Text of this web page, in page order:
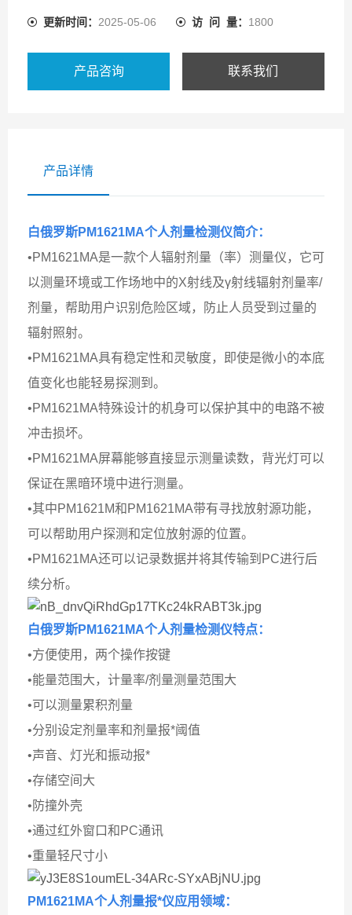
更新时间： 2025-05-06 访 问 量： 1800
产品咨询 联系我们
产品详情
白俄罗斯PM1621MA个人剂量检测仪简介：
•PM1621MA是一款个人辐射剂量（率）测量仪，它可
以测量环境或工作场地中的X射线及γ射线辐射剂量率/
剂量，帮助用户识别危险区域，防止人员受到过量的
辐射照射。
•PM1621MA具有稳定性和灵敏度，即使是微小的本底
值变化也能轻易探测到。
•PM1621MA特殊设计的机身可以保护其中的电路不被
冲击损坏。
•PM1621MA屏幕能够直接显示测量读数，背光灯可以
保证在黑暗环境中进行测量。
•其中PM1621M和PM1621MA带有寻找放射源功能，
可以帮助用户探测和定位放射源的位置。
•PM1621MA还可以记录数据并将其传输到PC进行后
续分析。
白俄罗斯PM1621MA个人剂量检测仪特点：
•方便使用，两个操作按键
•能量范围大，计量率/剂量测量范围大
•可以测量累积剂量
•分别设定剂量率和剂量报*阈值
•声音、灯光和振动报*
•存储空间大
•防撞外壳
•通过红外窗口和PC通讯
•重量轻尺寸小
PM1621MA个人剂量报*仪应用领域：